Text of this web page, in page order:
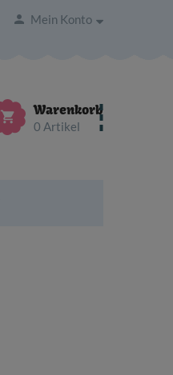
 Mein Konto
 Warenkorb
0 Artikel